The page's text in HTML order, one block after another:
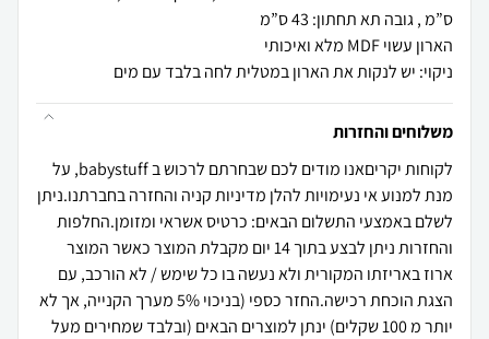
ניקוי: יש לנקות את הארון במטלית לחה בלבד עם מים
משלוחים והחזרות
לקוחות יקריםאנו מודים לכם שבחרתם לרכוש ב babystuff, על
מנת למנוע אי נעימויות להלן מדיניות קניה והחזרה בחברתנו.ניתן
לשלם באמצעי התשלום הבאים: כרטיס אשראי ומזומן.החלפות
והחזרות ניתן לבצע בתוך 14 יום מקבלת המוצר כאשר המוצר
ארוז באריזתו המקורית ולא נעשה בו כל שימש / לא הורכב, עם
הצגת הוכחת רכישה.החזר כספי (בניכוי 5% מערך הקנייה, אך לא
יותר מ 100 שקלים) ינתן למוצרים הבאים (ובלבד שמחירים מעל